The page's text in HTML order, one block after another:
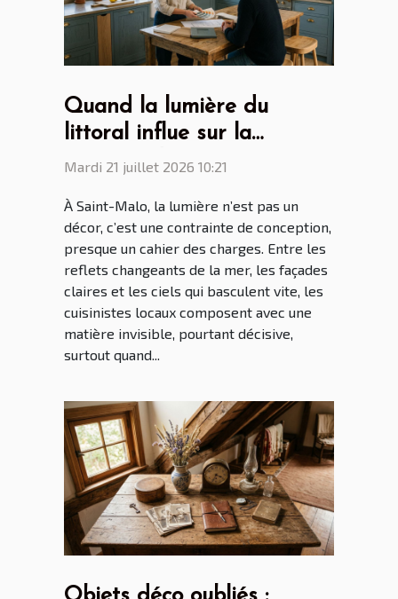
Quand la lumière du
littoral influe sur la
création des cuisines par
Mardi 21 juillet 2026 10:21
À Saint-Malo, la lumière n’est pas un
décor, c’est une contrainte de conception,
presque un cahier des charges. Entre les
reflets changeants de la mer, les façades
claires et les ciels qui basculent vite, les
cuisinistes locaux composent avec une
matière invisible, pourtant décisive,
surtout quand...